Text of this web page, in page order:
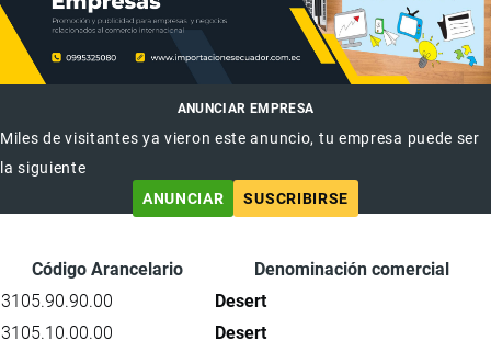
ANUNCIAR EMPRESA
Miles de visitantes ya vieron este anuncio, tu empresa puede ser
la siguiente
ANUNCIAR
SUSCRIBIRSE
Código Arancelario
Denominación comercial
3105.90.90.00
Desert
3105.10.00.00
Desert